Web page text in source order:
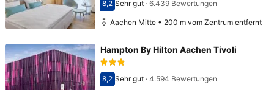
Bewertet mit 8,2
8,2 Sehr gut· 6.439 Bewertungen
Aachen Mitte • 200 m vom Zentrum entfernt
Hampton By Hilton Aachen Tivoli
Bewertet mit 8,2
8,2 Sehr gut· 4.594 Bewertungen